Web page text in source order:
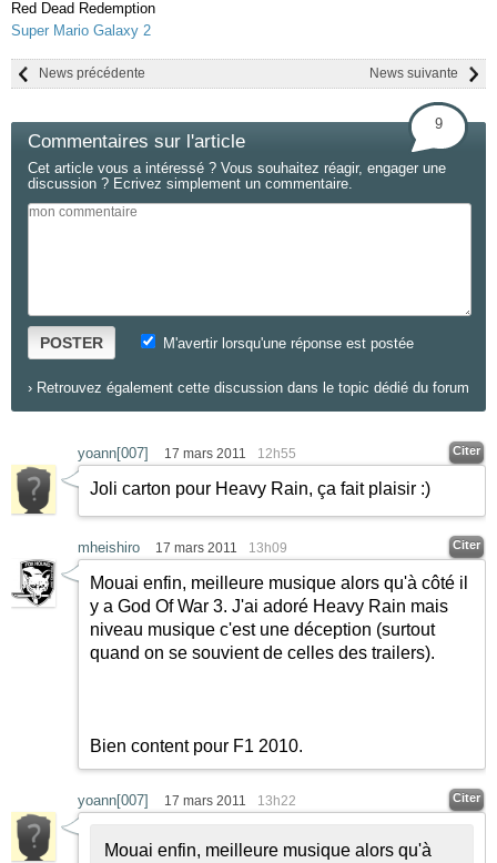
Red Dead Redemption
Super Mario Galaxy 2
News suivante
News précédente
Commentaires sur l'article
9
Cet article vous a intéressé ? Vous souhaitez réagir, engager une
discussion ? Ecrivez simplement un commentaire.
POSTER M'avertir lorsqu'une réponse est postée
› Retrouvez également cette discussion dans le topic dédié du forum
yoann[007] 17 mars 2011 12h55 Citer
Joli carton pour Heavy Rain, ça fait plaisir :)
mheishiro 17 mars 2011 13h09 Citer
Mouai enfin, meilleure musique alors qu'à côté il
y a God Of War 3. J'ai adoré Heavy Rain mais
niveau musique c'est une déception (surtout
quand on se souvient de celles des trailers).
Bien content pour F1 2010.
yoann[007] 17 mars 2011 13h22 Citer
Mouai enfin, meilleure musique alors qu'à